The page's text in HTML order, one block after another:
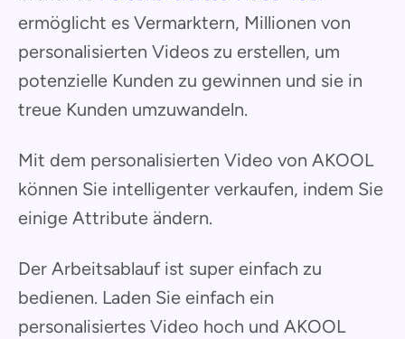
ermöglicht es Vermarktern, Millionen von
personalisierten Videos zu erstellen, um
potenzielle Kunden zu gewinnen und sie in
treue Kunden umzuwandeln.
Mit dem personalisierten Video von AKOOL
können Sie intelligenter verkaufen, indem Sie
einige Attribute ändern.
Der Arbeitsablauf ist super einfach zu
bedienen. Laden Sie einfach ein
personalisiertes Video hoch und AKOOL